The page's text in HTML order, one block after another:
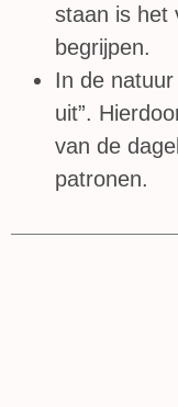
staan is het
begrijpen.
In de
uit”.
van de
patronen.